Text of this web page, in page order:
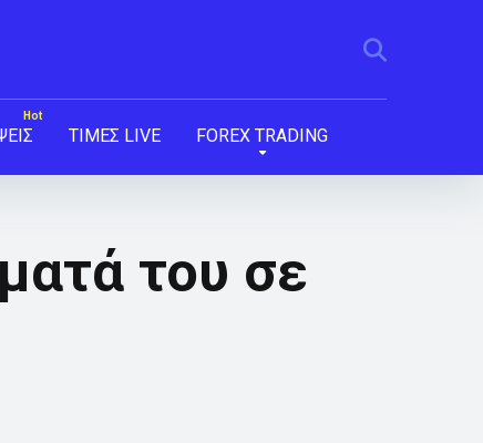
ΤΙΜΕΣ LIVE FOREX TRADING
του σε